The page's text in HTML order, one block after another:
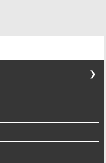
❯